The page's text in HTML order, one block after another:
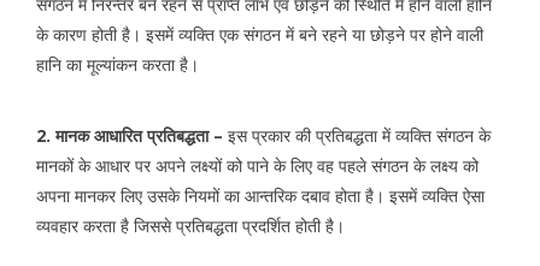
संगठन में निरन्तर बने रहने से प्राप्त लाभ एवं छोड़ने की स्थिति में होने वाली हानि
के कारण होती है। इसमें व्यक्ति एक संगठन में बने रहने या छोड़ने पर होने वाली
हानि का मूल्यांकन करता है।
2. मानक आधारित प्रतिबद्धता – इस प्रकार की प्रतिबद्धता में व्यक्ति संगठन के
मानकों के आधार पर अपने लक्ष्यों को पाने के लिए वह पहले संगठन के लक्ष्य को
अपना मानकर लिए उसके नियमों का आन्तरिक दबाव होता है। इसमें व्यक्ति ऐसा
व्यवहार करता है जिससे प्रतिबद्धता प्रदर्शित होती है।